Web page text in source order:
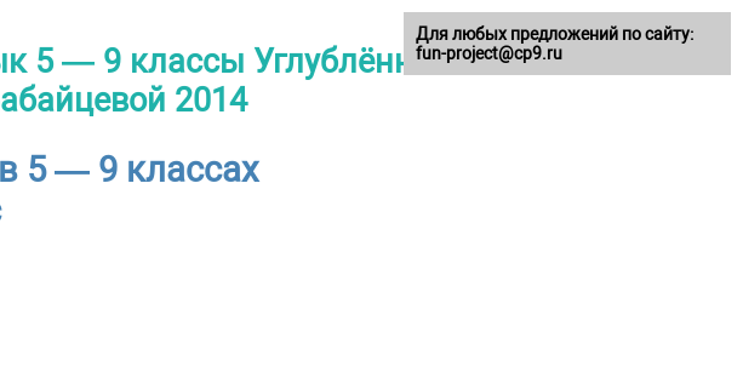
5 — 9 классы Углублённое
2014
5 — 9 классах
Для любых предложений по сайту:
fun-project@cp9.ru